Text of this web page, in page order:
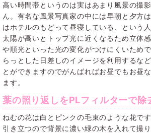
高い時間帯というのは実はあまり風景の撮
ん。有名な風景写真家の中には早朝と夕方
はホテルのもどって昼寝している、という
太陽が高いとトップ光に近くなるため立体
や順光といった光の変化がつけにくいため
らっとした日差しのイメージを利用するな
とができますのでがんばればお昼でもお昼
ます。
葉の照り返しをPLフィルターで除
ねむの花は白とピンクの毛束のような花で
引き立つので背景に濃い緑の木を入れて撮